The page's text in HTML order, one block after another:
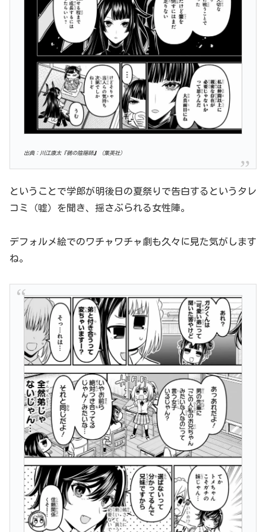
出典：川江康太『鵺の陰陽師』 （集英社）
ということで学郎が明後日の夏祭りで告白するというタレ
コミ（嘘）を聞き、揺さぶられる女性陣。
デフォルメ絵でのワチャワチャ劇も久々に見た気がします
ね。